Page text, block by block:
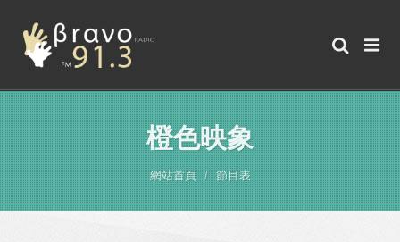
橙色映象
網站首頁 節目表